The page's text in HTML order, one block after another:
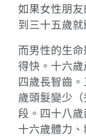
如果女性朋
到三十五歲
而男性的生
得快。十六
四歲長智齒
歲頭髮變少
段。四十八
十六歲體力